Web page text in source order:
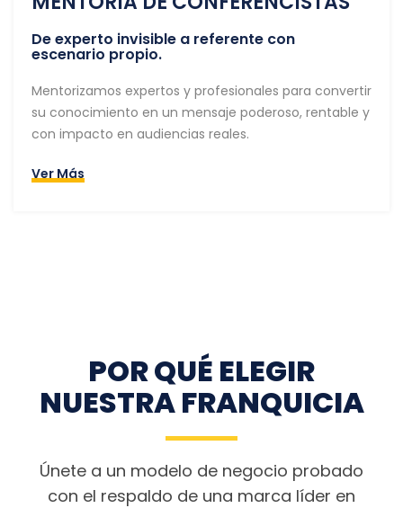
De experto invisible a referente con
escenario propio.
Mentorizamos expertos y profesionales para convertir
su conocimiento en un mensaje poderoso, rentable y
con impacto en audiencias reales.
Ver Más
POR QUÉ ELEGIR
NUESTRA FRANQUICIA
Únete a un modelo de negocio probado
con el respaldo de una marca líder en